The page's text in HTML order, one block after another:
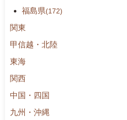
福島県(172)
関東
甲信越・北陸
東海
関西
中国・四国
九州・沖縄